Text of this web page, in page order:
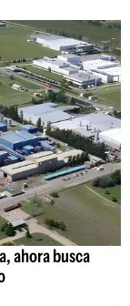
ahora busca